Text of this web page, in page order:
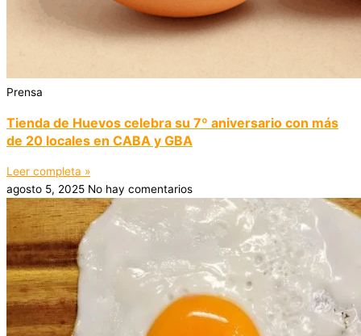
Prensa
Tienda de Huevos celebra su 7º aniversario con más
de 20 locales en CABA y GBA
Leer completa »
agosto 5, 2025 No hay comentarios